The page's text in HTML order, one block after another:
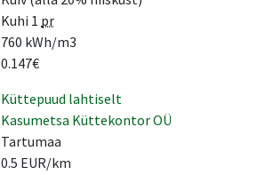
Kuhi 1 pr
760 kWh/m3
0.147€
Küttepuud lahtiselt
Kasumetsa Küttekontor OÜ
Tartumaa
0.5 EUR/km